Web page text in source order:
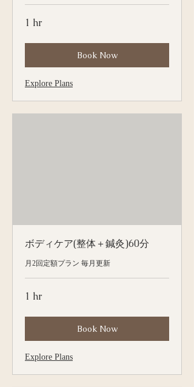
1 hr
Book Now
Explore Plans
ボディケア(整体＋鍼灸)60分
月2回定額プラン 毎月更新
1 hr
Book Now
Explore Plans